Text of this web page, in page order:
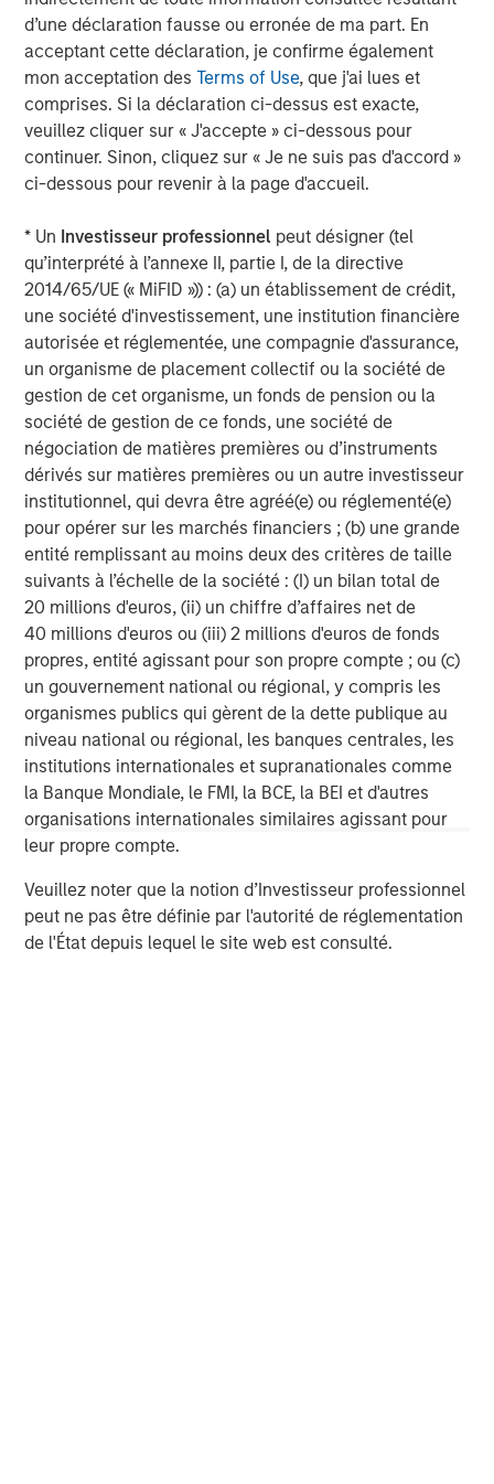
d’une déclaration fausse ou erronée de ma part. En
acceptant cette déclaration, je confirme également
mon acceptation desTerms of Use, que j'ai lues et
comprises. Si la déclaration ci-dessus est exacte,
veuillez cliquer sur « J'accepte » ci-dessous pour
continuer. Sinon, cliquez sur « Je ne suis pas d'accord »
ci-dessous pour revenir à la page d'accueil.
* Un Investisseur professionnel peut désigner (tel
qu’interprété à l’annexe II, partie I, de la directive
2014/65/UE (« MiFID »)) : (a) un établissement de crédit,
une société d'investissement, une institution financière
autorisée et réglementée, une compagnie d'assurance,
un organisme de placement collectif ou la société de
gestion de cet organisme, un fonds de pension ou la
société de gestion de ce fonds, une société de
négociation de matières premières ou d’instruments
dérivés sur matières premières ou un autre investisseur
institutionnel, qui devra être agréé(e) ou réglementé(e)
pour opérer sur les marchés financiers ; (b) une grande
entité remplissant au moins deux des critères de taille
suivants à l’échelle de la société : (I) un bilan total de
20 millions d'euros, (ii) un chiffre d’affaires net de
40 millions d'euros ou (iii) 2 millions d'euros de fonds
propres, entité agissant pour son propre compte ; ou (c)
un gouvernement national ou régional, y compris les
organismes publics qui gèrent de la dette publique au
niveau national ou régional, les banques centrales, les
institutions internationales et supranationales comme
la Banque Mondiale, le FMI, la BCE, la BEI et d'autres
organisations internationales similaires agissant pour
leur propre compte.
Veuillez noter que la notion d’Investisseur professionnel
peut ne pas être définie par l'autorité de réglementation
de l'État depuis lequel le site web est consulté.
equity since inception. Equity capital for the investment
will come from Carlyle Partners VII, an $18.5 billion fund
that makes majority and strategic minority investments
primarily in the U.S. in targeted industries, including
Consumer, Media & Retail.
Debevoise & Plimpton LLP acted as legal advisor to
MSCP. Kirkland & Ellis acted as legal advisor to The
financial advisor to Manna Pro, with co-advisory support
from Lincoln International.
About The Carlyle Group
The Carlyle Group (NASDAQ: CG) is a global investment
firm with deep industry expertise that deploys private
capital across four business segments: Corporate Private
Equity, Real Assets, Global Credit and Investment
Solutions. With $230 billion of assets under management
as of September 30, 2020, Carlyle’s purpose is to invest
wisely and create value on behalf of its investors,
portfolio companies and the communities in which we
live and invest. Carlyle employs more than 1,800 people
in 30 offices across six continents. Further information is
available at www.carlyle.com. Follow Carlyle on Twitter
@OneCarlyle.
About Morgan Stanley Capital Partners
Morgan Stanley Capital Partners, the middle-market
focused private equity business of Morgan Stanley
Investment Management, has invested capital in a broad
spectrum of industries for over two decades. Morgan
Stanley Capital Partners focuses on privately negotiated
equity and equity-related investments in North America
and seeks to create value in portfolio companies
primarily through operational improvement. For further
information about Morgan Stanley Capital Partners,